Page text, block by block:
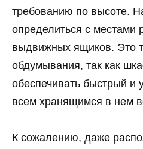
требованию по высоте.
определиться с местами
выдвижных ящиков. Это
обдумывания, так как
обеспечивать быстрый и
всем хранящимся в нем
К сожалению, даже